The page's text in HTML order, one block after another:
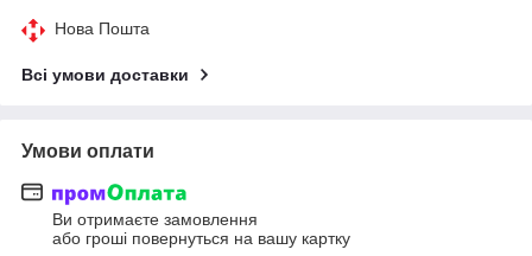
Нова Пошта
Всі умови доставки
Умови оплати
Ви отримаєте замовлення
або гроші повернуться на вашу картку